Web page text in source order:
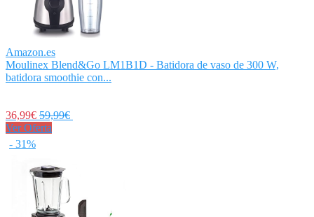
Amazon.es
Moulinex Blend&Go LM1B1D - Batidora de vaso de 300 W,
batidora smoothie con...
36,99€ 59,99€
Ver Oferta
- 31%